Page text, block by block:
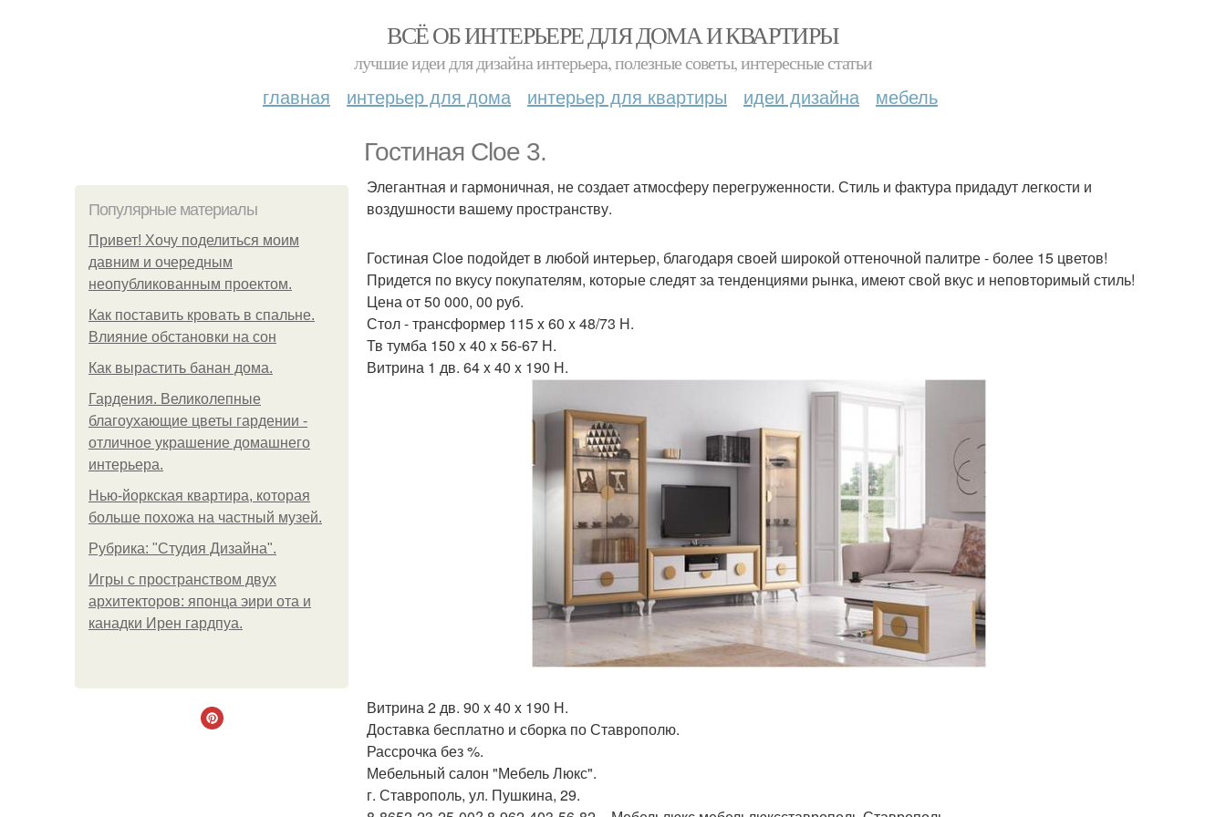
ВСЁ ОБ ИНТЕРЬЕРЕ ДЛЯ ДОМА И КВАРТИРЫ
лучшие идеи для дизайна интерьера, полезные советы, интересные статьи
главная интерьер для дома интерьер для квартиры идеи дизайна мебель
Гостиная Cloe 3.
Популярные материалы
Привет! Хочу поделиться моим
давним и очередным
неопубликованным проектом.
Как поставить кровать в спальне.
Влияние обстановки на сон
Как вырастить банан дома.
Гардения. Великолепные
благоухающие цветы гардении -
отличное украшение домашнего
интерьера.
Нью-йоркская квартира, которая
больше похожа на частный музей.
Рубрика: "Студия Дизайна".
Игры с пространством двух
архитекторов: японца эири ота и
канадки Ирен гардпуа.
Элегантная и гармоничная, не создает атмосферу перегруженности. Стиль и фактура придадут легкости и
воздушности вашему пространству.
Гостиная Cloe подойдет в любой интерьер, благодаря своей широкой оттеночной палитре - более 15 цветов!
Придется по вкусу покупателям, которые следят за тенденциями рынка, имеют свой вкус и неповторимый стиль!
Цена от 50 000, 00 руб.
Стол - трансформер 115 x 60 x 48/73 Н.
Тв тумба 150 x 40 x 56-67 Н.
Витрина 1 дв. 64 x 40 x 190 Н.
Витрина 2 дв. 90 x 40 x 190 Н.
Доставка бесплатно и сборка по Ставрополю.
Рассрочка без %.
Мебельный салон "Мебель Люкс".
г. Ставрополь, ул. Пушкина, 29.